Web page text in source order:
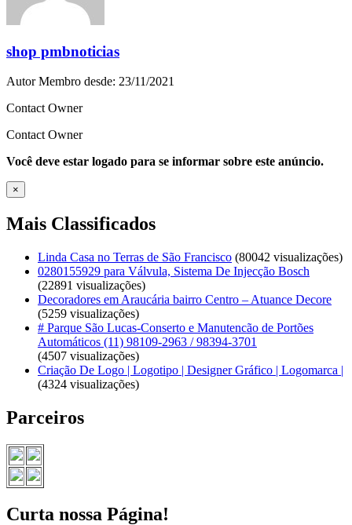
shop pmbnoticias
Autor Membro desde: 23/11/2021
Contact Owner
Contact Owner
Você deve estar logado para se informar sobre este anúncio.
×
Mais Classificados
Linda Casa no Terras de São Francisco (80042 visualizações)
0280155929 para Válvula, Sistema De Injecção Bosch
(22891 visualizações)
Decoradores em Araucária bairro Centro – Atuance Decore
(5259 visualizações)
# Parque São Lucas-Conserto e Manutencão de Portões
Automáticos (11) 98109-2963 / 98394-3701
(4507 visualizações)
Criação De Logo | Logotipo | Designer Gráfico | Logomarca |
(4324 visualizações)
Parceiros
Curta nossa Página!